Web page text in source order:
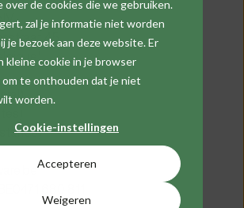
over de cookies die we gebruiken.
zal je informatie niet worden
je bezoek aan deze website. Er
kleine cookie in je browser
te onthouden dat je niet
worden.
Cookie-instellingen
Accepteren
Weigeren
45
680 811